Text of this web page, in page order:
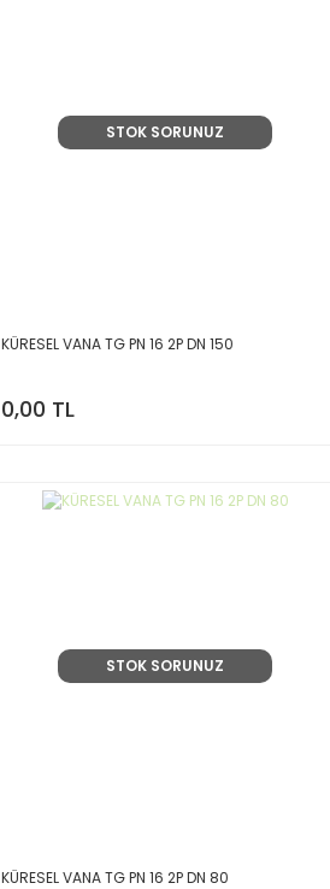
STOK SORUNUZ
KÜRESEL VANA TG PN 16 2P DN 150
0,00 TL
STOK SORUNUZ
KÜRESEL VANA TG PN 16 2P DN 80